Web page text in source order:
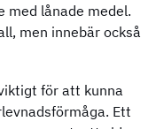
med lånade medel.
men innebär också
för att kunna
Ett